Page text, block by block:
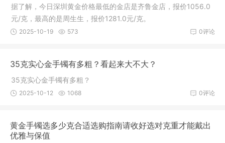
据了解，今日深圳黄金价格最低的金店是齐鲁金店，报价1056.0
元/克，最高的是周生生，报价1281.0元/克。
0评论
2025-10-19 573
35克实心金手镯有多粗？看起来大不大？
35克实心金手镯有多粗？
0评论
2025-10-12 1068
黄金手镯选多少克合适选购指南请收好选对克重才能戴出
优雅与保值